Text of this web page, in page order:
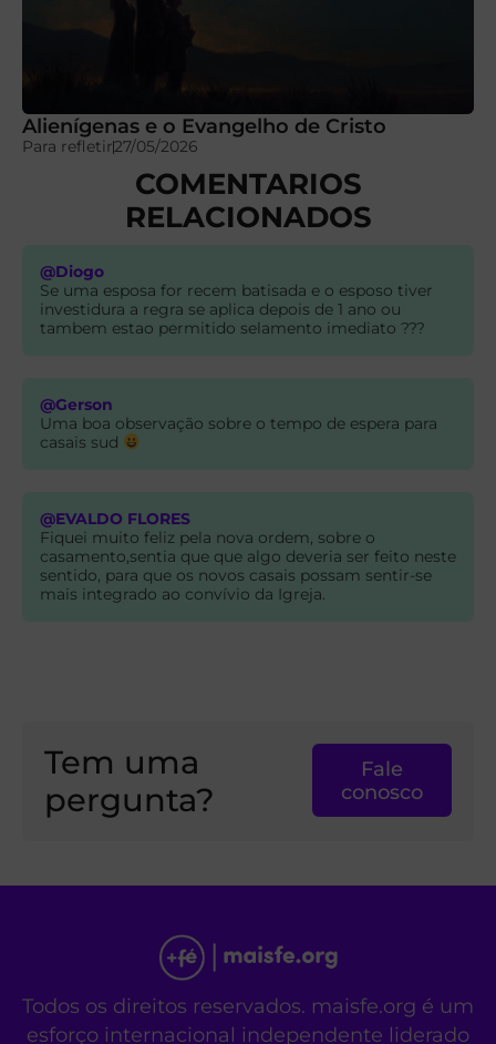
Alienígenas e o Evangelho de Cristo
Para refletir27/05/2026
COMENTARIOS
RELACIONADOS
@Diogo
Se uma esposa for recem batisada e o esposo tiver
investidura a regra se aplica depois de 1 ano ou
tambem estao permitido selamento imediato ???
@Gerson
Uma boa observação sobre o tempo de espera para
casais sud
@EVALDO FLORES
Fiquei muito feliz pela nova ordem, sobre o
casamento,sentia que que algo deveria ser feito neste
sentido, para que os novos casais possam sentir-se
mais integrado ao convívio da Igreja.
Tem uma
pergunta?
Fale
conosco
Todos os direitos reservados. maisfe.org é um
esforço internacional independente liderado